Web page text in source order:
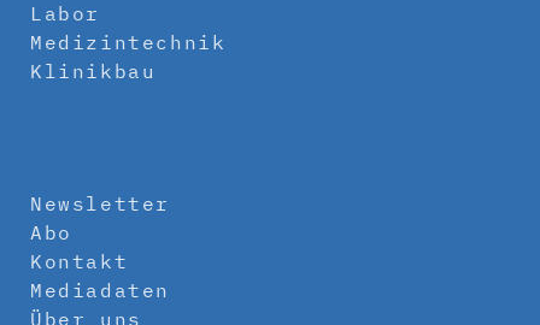
Labor
Medizintechnik
Klinikbau
Newsletter
Abo
Kontakt
Mediadaten
Über uns